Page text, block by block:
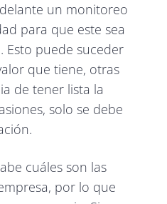
un monitoreo
para que este sea
Esto puede suceder
que tiene, otras
de tener lista la
solo se debe
cuáles son las
por lo que